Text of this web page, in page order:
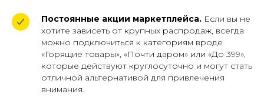
Постоянные акции маркетплейса. Если вы не
хотите зависеть от крупных распродаж, всегда
можно подключиться к категориям вроде
«Горящие товары», «Почти даром» или «До 399»,
которые действуют круглосуточно и могут стать
отличной альтернативой для привлечения
внимания.